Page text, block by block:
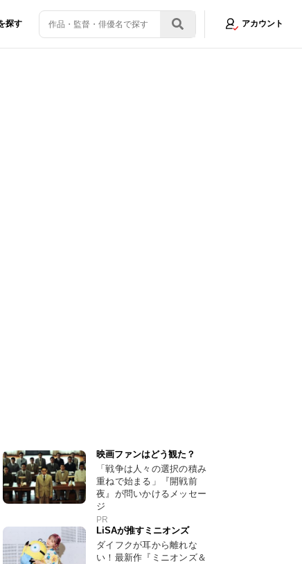
探す アカウント
映画ファンはどう観た？
「戦争は人々の選択の積み
重ねで始まる」『開戦前
夜』が問いかけるメッセー
ジ
PR
LiSAが推すミニオンズ
ダイフクが耳から離れな
い！最新作『ミニオンズ＆